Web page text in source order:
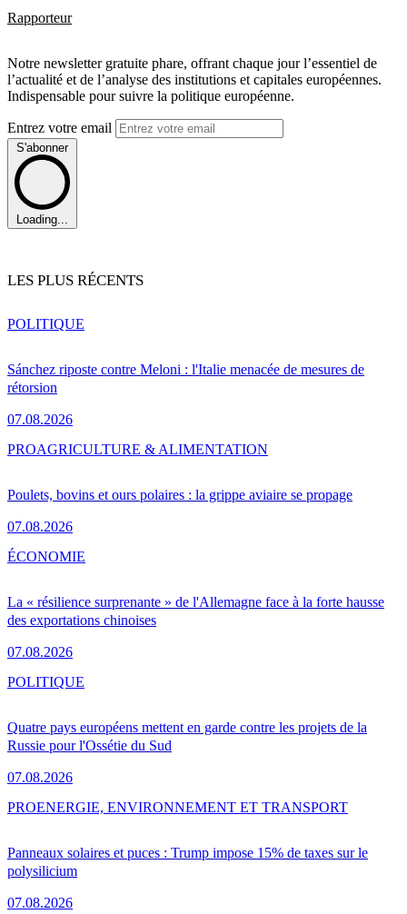
Rapporteur
Notre newsletter gratuite phare, offrant chaque jour l’essentiel de
l’actualité et de l’analyse des institutions et capitales européennes.
Indispensable pour suivre la politique européenne.
Entrez votre email
S'abonner
Loading...
LES PLUS RÉCENTS
Sánchez riposte contre Meloni : l'Italie menacée de mesures de
rétorsion
07.08.2026
POLITIQUE
Poulets, bovins et ours polaires : la grippe aviaire se propage
07.08.2026
PROAGRICULTURE & ALIMENTATION
La « résilience surprenante » de l'Allemagne face à la forte hausse
des exportations chinoises
07.08.2026
ÉCONOMIE
Quatre pays européens mettent en garde contre les projets de la
Russie pour l'Ossétie du Sud
07.08.2026
POLITIQUE
Panneaux solaires et puces : Trump impose 15% de taxes sur le
polysilicium
07.08.2026
PROENERGIE, ENVIRONNEMENT ET TRANSPORT